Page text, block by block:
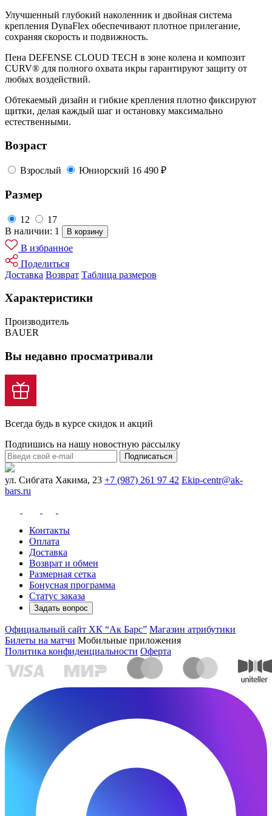
Улучшенный глубокий наколенник и двойная система
крепления DynaFlex обеспечивают плотное прилегание,
сохраняя скорость и подвижность.
Пена DEFENSE CLOUD TECH в зоне колена и композит
CURV® для полного охвата икры гарантируют защиту от
любых воздействий.
Обтекаемый дизайн и гибкие крепления плотно фиксируют
щитки, делая каждый шаг и остановку максимально
естественными.
Возраст
Взрослый Юниорский 16 490 ₽
Размер
12
17
В наличии: 1
В корзину
В избранное
Поделиться
Доставка Возврат Таблица размеров
Характеристики
Производитель
BAUER
Вы недавно просматривали
Всегда будь в курсе скидок и акций
Подпишись на нашу новостную рассылку
Подписаться
ул. Сибгата Хакима, 23 +7 (987) 261 97 42 Ekip-centr@ak-
bars.ru
Контакты
Оплата
Доставка
Возврат и обмен
Размерная сетка
Бонусная программа
Статус заказа
Задать вопрос
Официальный сайт ХК “Ак Барс” Магазин атрибутики
Билеты на матчи Мобильные приложения
Политика конфиденциальности Оферта